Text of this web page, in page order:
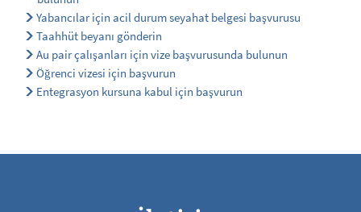
Yabancılar için acil durum seyahat belgesi başvurusu
Taahhüt beyanı gönderin
Au pair çalışanları için vize başvurusunda bulunun
Öğrenci vizesi için başvurun
Entegrasyon kursuna kabul için başvurun